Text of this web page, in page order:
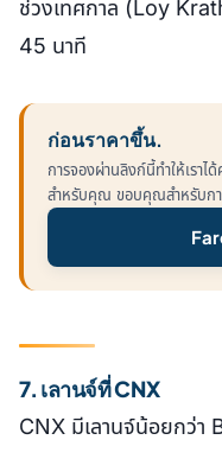
ช่วงเทศกาล (Loy
45 นาที
ก่อนราคาขึ้น.
การจองผ่านลิงก์นี้ทำให้เรา
สำหรับคุณ ขอบคุณสำหรับก
7. เลานจ์ที่ CNX
CNX มีเลานจ์น้อยกว่า